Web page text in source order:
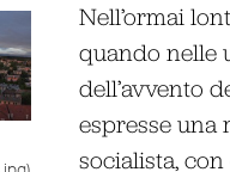
Nell’ormai
quando nelle
dell’avvento
espresse una
socialista,